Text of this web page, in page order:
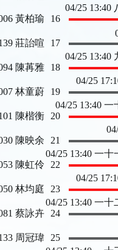
04/25 13:40
黃柏瑜 16
04/25
04/25 13:40
莊詒喧 17
陳苒雅 18
04/25 13:40 一
林童蔚 19
陳楷衡 20
04/25
04/25 13:40 一十
陳映余 21
陳虹伶 22
04/25 13:40 一十
林均庭 23
蔡詠卉 24
周冠瑋 25